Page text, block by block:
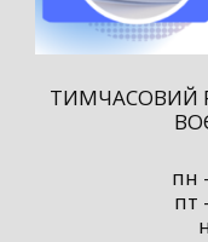
ТИМЧАСОВИЙ
пн
пт